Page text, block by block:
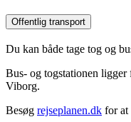
Offentlig transport
Du kan både tage tog og
Bus- og togstationen ligger
Viborg.
Besøg rejseplanen.dk for at